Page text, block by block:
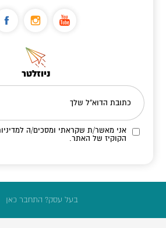
ניוזלטר
כתובת הדוא"ל שלך
אני מאשר/ת שקראתי ומסכים/ה
הקוקיז של האתר.
בעל עסק? התחבר כאן